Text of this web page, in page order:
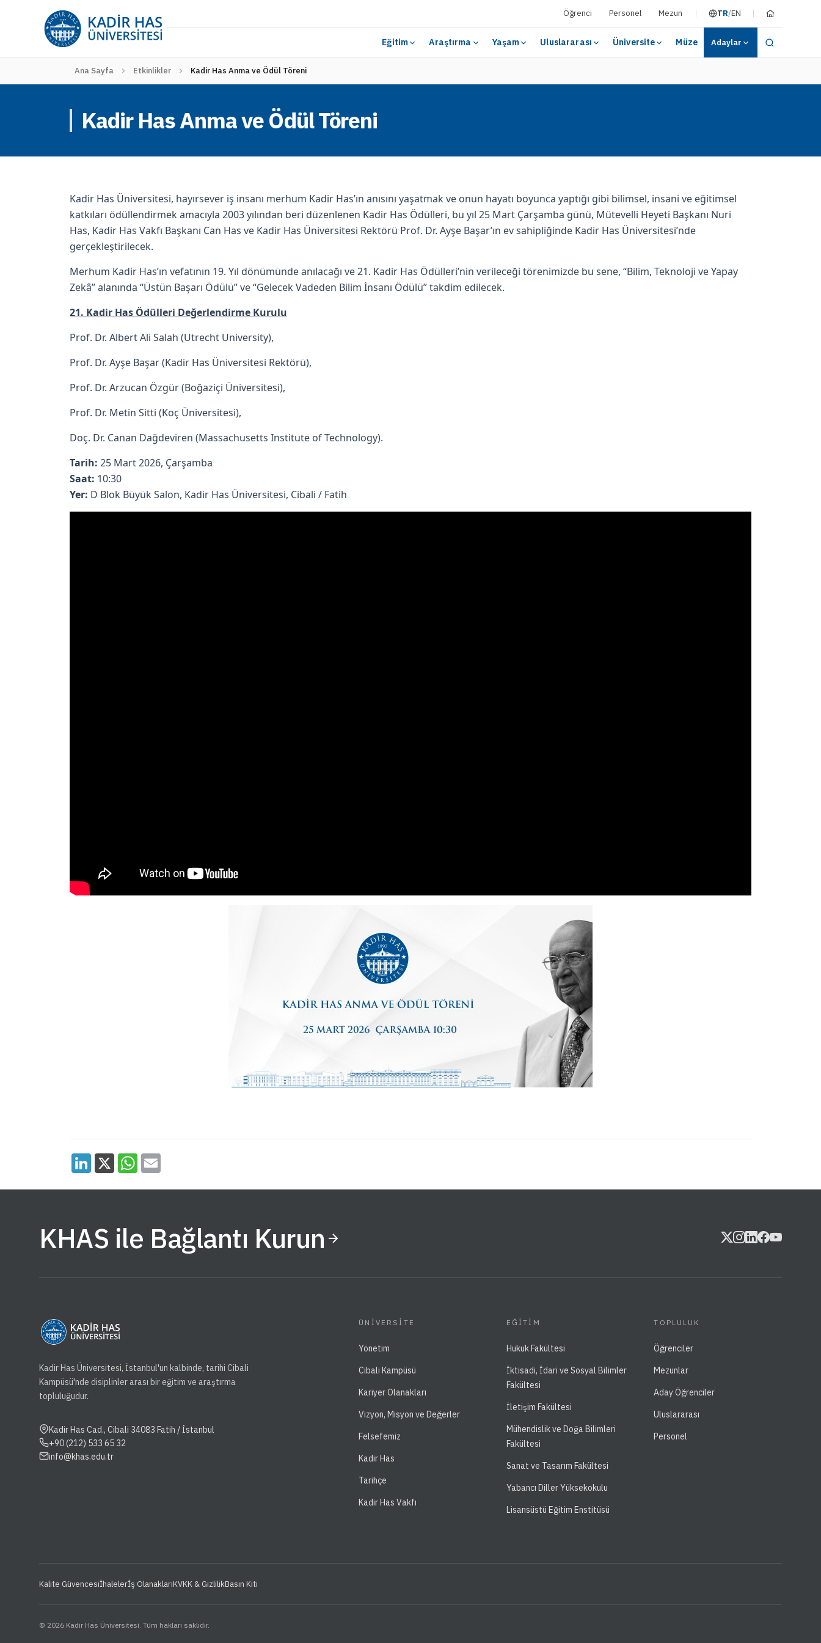
Öğrenci Personel Mezun TR/EN
Eğitim Araştırma Yaşam Uluslararası Üniversite Müze Adaylar
Ana Sayfa Etkinlikler Kadir Has Anma ve Ödül Töreni
Kadir Has Anma ve Ödül Töreni
Kadir Has Üniversitesi, hayırsever iş insanı merhum Kadir Has’ın anısını yaşatmak ve onun hayatı boyunca yaptığı gibi bilimsel, insani ve eğitimsel
katkıları ödüllendirmek amacıyla 2003 yılından beri düzenlenen Kadir Has Ödülleri, bu yıl 25 Mart Çarşamba günü, Mütevelli Heyeti Başkanı Nuri
Has, Kadir Has Vakfı Başkanı Can Has ve Kadir Has Üniversitesi Rektörü Prof. Dr. Ayşe Başar’ın ev sahipliğinde Kadir Has Üniversitesi’nde
gerçekleştirilecek.
Merhum Kadir Has’ın vefatının 19. Yıl dönümünde anılacağı ve 21. Kadir Has Ödülleri’nin verileceği törenimizde bu sene, “Bilim, Teknoloji ve Yapay
Zekâ” alanında “Üstün Başarı Ödülü” ve “Gelecek Vadeden Bilim İnsanı Ödülü” takdim edilecek.
21. Kadir Has Ödülleri Değerlendirme Kurulu
Prof. Dr. Albert Ali Salah (Utrecht University),
Prof. Dr. Ayşe Başar (Kadir Has Üniversitesi Rektörü),
Prof. Dr. Arzucan Özgür (Boğaziçi Üniversitesi),
Prof. Dr. Metin Sitti (Koç Üniversitesi),
Doç. Dr. Canan Dağdeviren (Massachusetts Institute of Technology).
Tarih: 25 Mart 2026, Çarşamba
Saat: 10:30
Yer: D Blok Büyük Salon, Kadir Has Üniversitesi, Cibali / Fatih
KHAS ile Bağlantı Kurun
Kadir Has Üniversitesi, İstanbul'un kalbinde, tarihi Cibali
Kampüsü'nde disiplinler arası bir eğitim ve araştırma
topluluğudur.
Kadir Has Cad., Cibali 34083 Fatih / İstanbul
+90 (212) 533 65 32
info@khas.edu.tr
ÜNIVERSITE
Yönetim
Cibali Kampüsü
Kariyer Olanakları
Vizyon, Misyon ve Değerler
Felsefemiz
Kadir Has
Tarihçe
Kadir Has Vakfı
EĞITIM
Hukuk Fakültesi
İktisadi, İdari ve Sosyal Bilimler
Fakültesi
İletişim Fakültesi
Mühendislik ve Doğa Bilimleri
Fakültesi
Sanat ve Tasarım Fakültesi
Yabancı Diller Yüksekokulu
Lisansüstü Eğitim Enstitüsü
TOPLULUK
Öğrenciler
Mezunlar
Aday Öğrenciler
Uluslararası
Personel
Kalite Güvencesiİhalelerİş OlanaklarıKVKK & GizlilikBasın Kiti
© 2026 Kadir Has Üniversitesi. Tüm hakları saklıdır.